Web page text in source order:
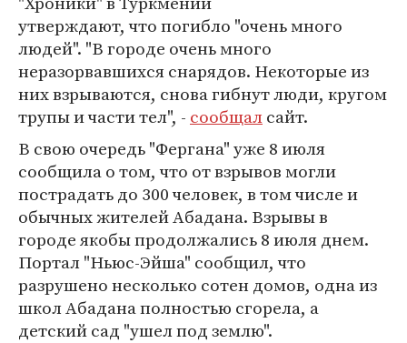
утверждают, что погибло "очень много
людей". "В городе очень много
неразорвавшихся снарядов. Некоторые из
них взрываются, снова гибнут люди, кругом
трупы и части тел", - сообщалсайт.
В свою очередь "Фергана" уже 8 июля
сообщила о том, что от взрывов могли
пострадать до 300 человек, в том числе и
обычных жителей Абадана. Взрывы в
городе якобы продолжались 8 июля днем.
Портал "Ньюс-Эйша" сообщил, что
разрушено несколько сотен домов, одна из
школ Абадана полностью сгорела, а
детский сад "ушел под землю".